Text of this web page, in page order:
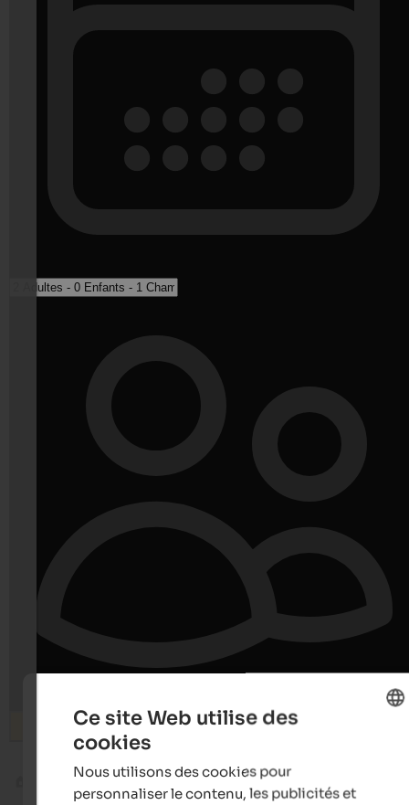
RechercherCe site Web utilise des
cookies
Nous utilisons des cookies pour
personnaliser le contenu, les publicités et